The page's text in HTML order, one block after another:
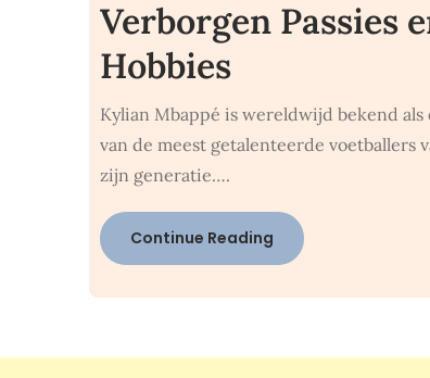
Verborgen Passies
Hobbies
Kylian Mbappé is wereldwijd bekend als
van de meest getalenteerde voetballers
zijn generatie….
Continue Reading